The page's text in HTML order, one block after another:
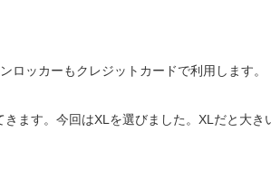
ロッカーもクレジットカードで利用します。
ます。今回はXLを選びました。XLだと大き